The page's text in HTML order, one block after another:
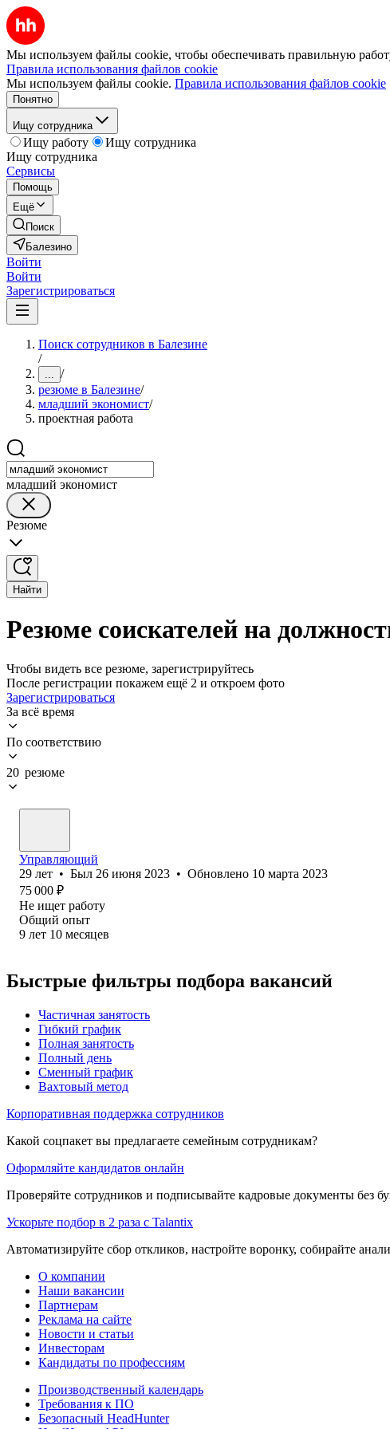
Мы используем файлы cookie, чтобы обеспечивать правильную
Правила использования файлов cookie
Мы используем файлы cookie. Правила использования файлов cookie
Понятно
Ищу сотрудника
Ищу работу
Ищу сотрудника
Ищу сотрудника
Сервисы
Помощь
Ещё
Поиск
Балезино
Войти
Войти
Зарегистрироваться
Поиск сотрудников в Балезине
/
... /
резюме в Балезине/
младший экономист/
проектная работа
младший экономист
Резюме
Найти
Резюме соискателей на
Чтобы видеть все резюме, зарегистрируйтесь
После регистрации покажем ещё 2 и откроем фото
Зарегистрироваться
За всё время
По соответствию
20 резюме
Управляющий
29 лет • Был 26 июня 2023 • Обновлено 10 марта 2023
75 000 ₽
Не ищет работу
Общий опыт
9 лет 10 месяцев
Быстрые фильтры подбора вакансий
Частичная занятость
Гибкий график
Полная занятость
Полный день
Сменный график
Вахтовый метод
Корпоративная поддержка сотрудников
Какой соцпакет вы предлагаете семейным сотрудникам?
Оформляйте кандидатов онлайн
Проверяйте сотрудников и подписывайте кадровые документы без
Ускорьте подбор в 2 раза с Talantix
Автоматизируйте сбор откликов, настройте воронку, собирайте
О компании
Наши вакансии
Партнерам
Реклама на сайте
Новости и статьи
Инвесторам
Кандидаты по профессиям
Производственный календарь
Требования к ПО
Безопасный HeadHunter